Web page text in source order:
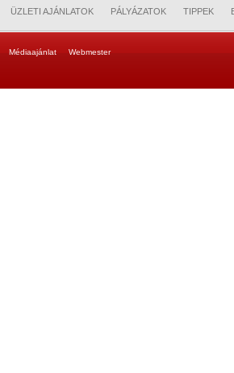
ÜZLETI AJÁNLATOK PÁLYÁZATOK TIPPEK
Médiaajánlat Webmester